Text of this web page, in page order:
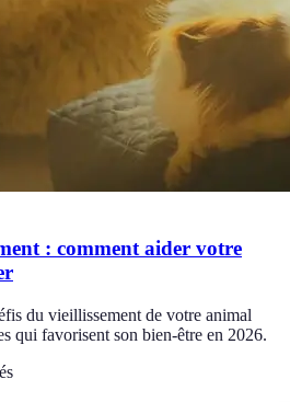
: comment aider votre
du vieillissement de votre animal
qui favorisent son bien-être en 2026.